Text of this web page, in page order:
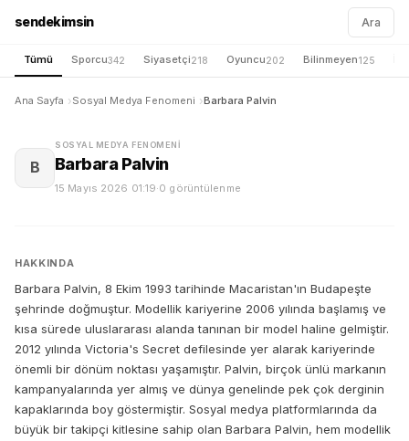
sendekimsin Ara
Tümü Sporcu342 Siyasetçi218 Oyuncu202 Bilinmeyen125
Ana Sayfa Sosyal Medya Fenomeni Barbara Palvin
B
SOSYAL MEDYA FENOMENI
Barbara Palvin
15 Mayıs 2026 01:19·0 görüntülenme
HAKKINDA
Barbara Palvin, 8 Ekim 1993 tarihinde Macaristan'ın Budapeşte
şehrinde doğmuştur. Modellik kariyerine 2006 yılında başlamış ve
kısa sürede uluslararası alanda tanınan bir model haline gelmiştir.
2012 yılında Victoria's Secret defilesinde yer alarak kariyerinde
önemli bir dönüm noktası yaşamıştır. Palvin, birçok ünlü markanın
kampanyalarında yer almış ve dünya genelinde pek çok derginin
kapaklarında boy göstermiştir. Sosyal medya platformlarında da
büyük bir takipçi kitlesine sahip olan Barbara Palvin, hem modellik